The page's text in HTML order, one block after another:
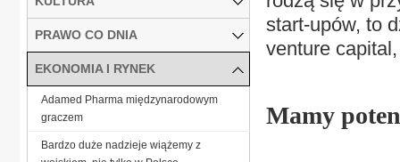
start-upów, to
venture
Mamy
PRAWO CO DNIA
EKONOMIA I RYNEK
Adamed Pharma międzynarodowym
graczem
Bardzo duże nadzieje wiążemy z